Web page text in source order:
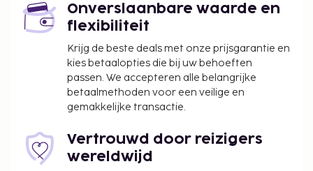
Onverslaanbare waarde en
flexibiliteit
Krijg de beste deals met onze prijsgarantie en
kies betaalopties die bij uw behoeften
passen. We accepteren alle belangrijke
betaalmethoden voor een veilige en
gemakkelijke transactie.
Vertrouwd door reizigers
wereldwijd